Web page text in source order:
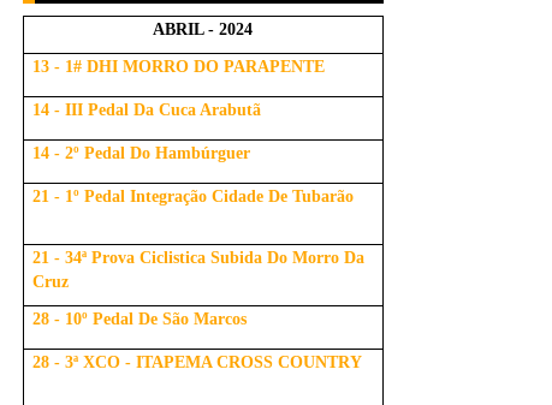
ABRIL - 2024
13 - 1# DHI MORRO DO PARAPENTE
14 - III Pedal Da Cuca Arabutã
14 - 2º Pedal Do Hambúrguer
21 - 1º Pedal Integração Cidade De Tubarão
21 - 34ª Prova Ciclistica Subida Do Morro Da
Cruz
28 - 10º Pedal De São Marcos
28 - 3ª XCO - ITAPEMA CROSS COUNTRY